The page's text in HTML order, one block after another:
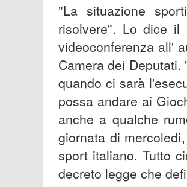
"La situazione
risolvere". Lo dice il
videoconferenza all'
Camera dei
quando ci sarà
possa andare ai
anche a qualche
giornata di
sport italiano. Tutto
decreto legge che